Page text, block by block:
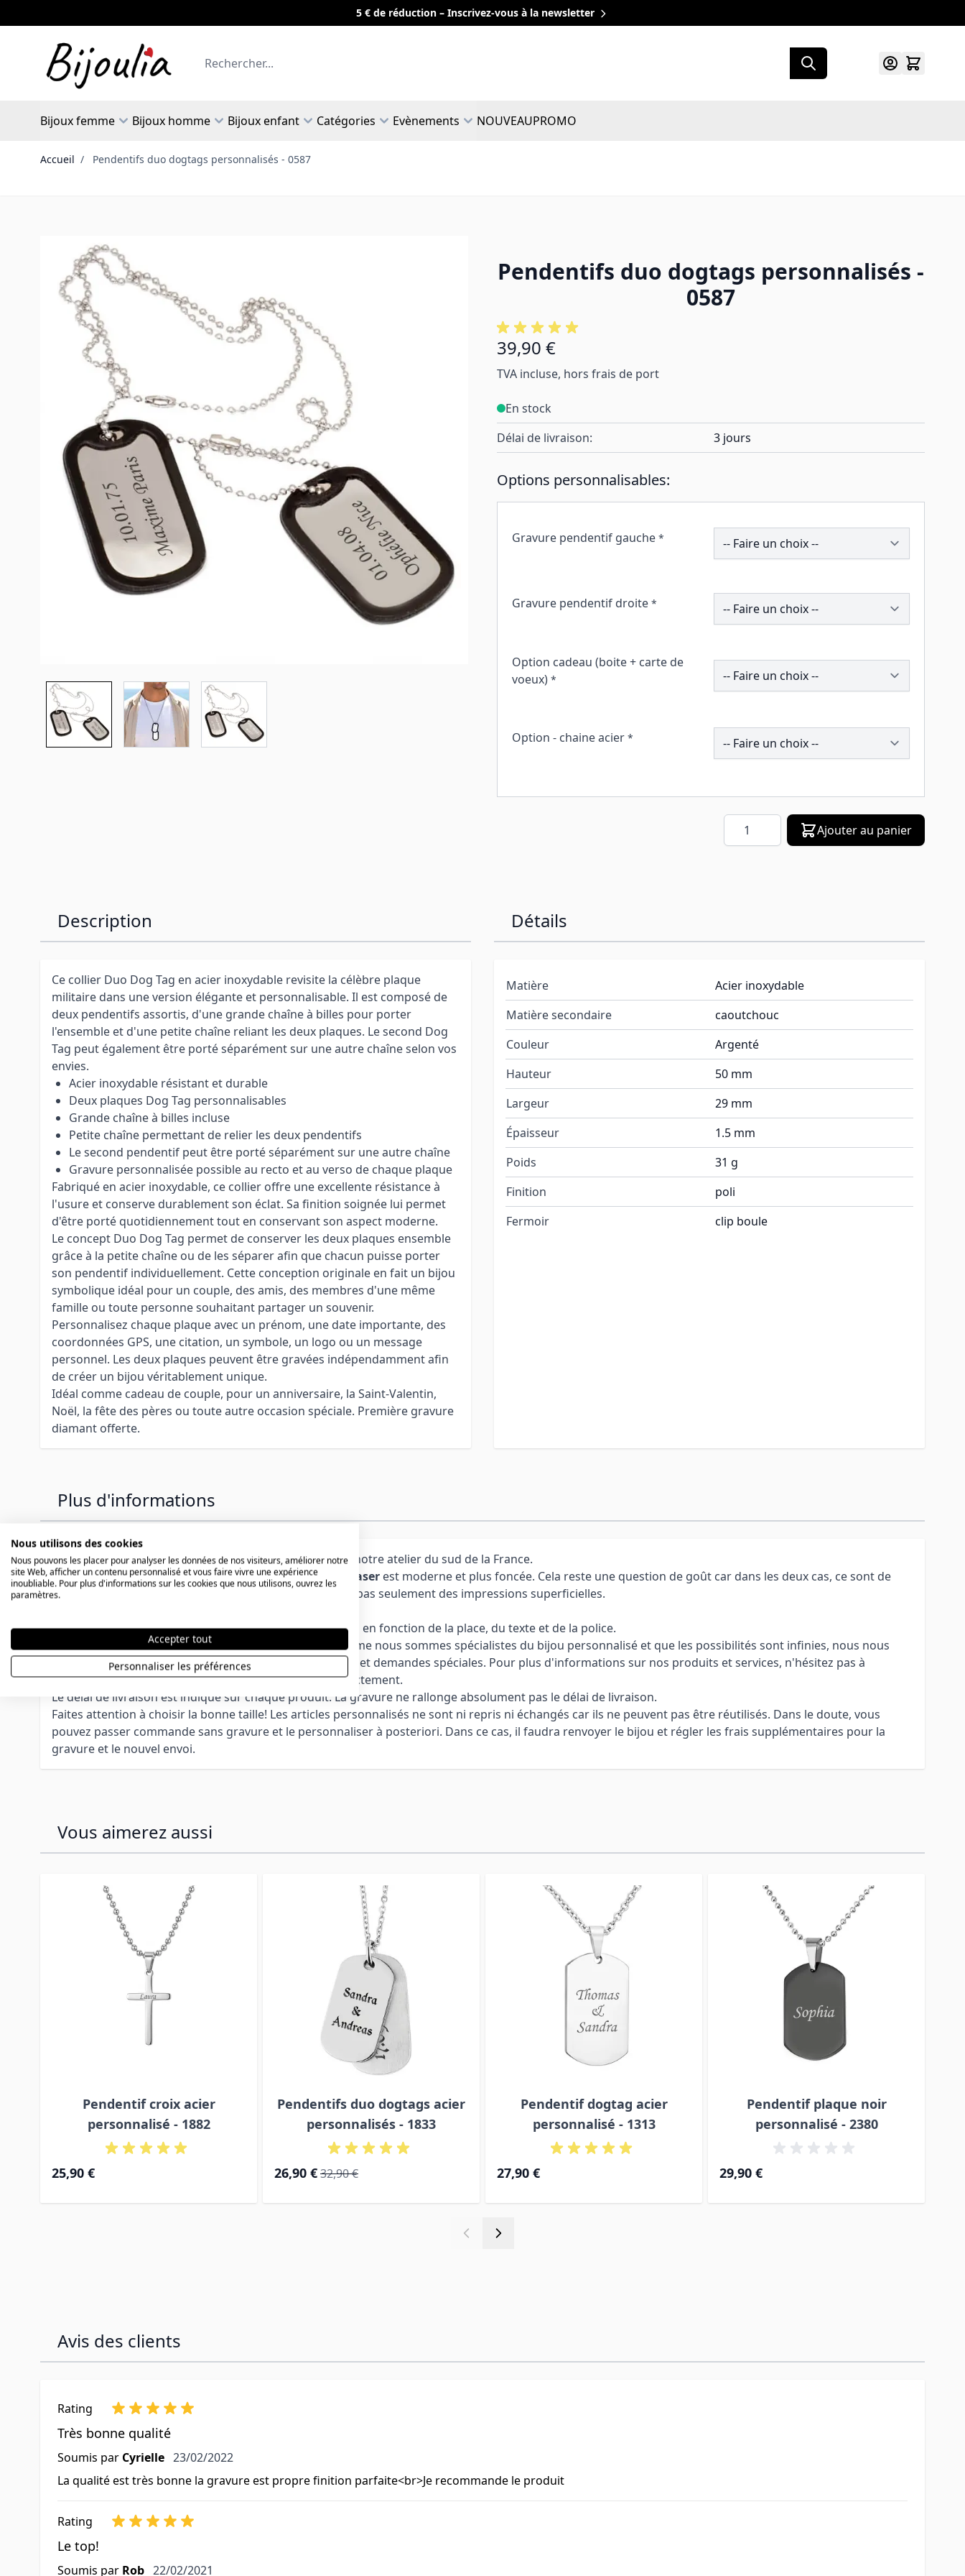
5 € de réduction – Inscrivez-vous à la newsletter
Rechercher
Bijoux femme Bijoux homme Bijoux enfant Catégories Evènements NOUVEAUPROMO
Accueil / Pendentifs duo dogtags personnalisés - 0587
Pendentifs duo dogtags personnalisés -
0587
39,90 €
TVA incluse, hors frais de port
En stock
Délai de livraison:
3 jours
Options personnalisables:
Gravure pendentif gauche * 203015
Gravure pendentif droite * 203005
Option cadeau (boite + carte de
voeux) *
258074
Option - chaine acier * 196006
Quantité Ajouter au panier
Description
Ce collier Duo Dog Tag en acier inoxydable revisite la célèbre plaque
militaire dans une version élégante et personnalisable. Il est composé de
deux pendentifs assortis, d'une grande chaîne à billes pour porter
l'ensemble et d'une petite chaîne reliant les deux plaques. Le second Dog
Tag peut également être porté séparément sur une autre chaîne selon vos
envies.
Acier inoxydable résistant et durable
Deux plaques Dog Tag personnalisables
Grande chaîne à billes incluse
Petite chaîne permettant de relier les deux pendentifs
Le second pendentif peut être porté séparément sur une autre chaîne
Gravure personnalisée possible au recto et au verso de chaque plaque
Fabriqué en acier inoxydable, ce collier offre une excellente résistance à
l'usure et conserve durablement son éclat. Sa finition soignée lui permet
d'être porté quotidiennement tout en conservant son aspect moderne.
Le concept Duo Dog Tag permet de conserver les deux plaques ensemble
grâce à la petite chaîne ou de les séparer afin que chacun puisse porter
son pendentif individuellement. Cette conception originale en fait un bijou
symbolique idéal pour un couple, des amis, des membres d'une même
famille ou toute personne souhaitant partager un souvenir.
Personnalisez chaque plaque avec un prénom, une date importante, des
coordonnées GPS, une citation, un symbole, un logo ou un message
personnel. Les deux plaques peuvent être gravées indépendamment afin
de créer un bijou véritablement unique.
Idéal comme cadeau de couple, pour un anniversaire, la Saint-Valentin,
Noël, la fête des pères ou toute autre occasion spéciale. Première gravure
diamant offerte.
Détails
Matière
Acier inoxydable
Matière secondaire
caoutchouc
Couleur
Argenté
Hauteur
50 mm
Largeur
29 mm
Épaisseur
1.5 mm
Poids
31 g
Finition
poli
Fermoir
clip boule
Plus d'informations
Tous nos bijoux sont gravés et emballés avec soin dans notre atelier du sud de la France.
Lagravure diamantest classique et claire. Lagravure laser est moderne et plus foncée. Cela reste une question de goût car dans les deux cas, ce sont de
véritables gravures professionnelles dans la matière, et pas seulement des impressions superficielles.
La gravure est optimisée par nos graveurs expérimentés en fonction de la place, du texte et de la police.
Il est possible de graver vos logos, symboles, etc ... Comme nous sommes spécialistes du bijou personnalisé et que les possibilités sont infinies, nous nous
ferons un plaisir de répondre à vos souhaits particuliers et demandes spéciales. Pour plus d'informations sur nos produits et services, n'hésitez pas à
consulter nos FAQ ou contacter notre service client directement.
Le délai de livraison est indiqué sur chaque produit. La gravure ne rallonge absolument pas le délai de livraison.
Faites attention à choisir la bonne taille! Les articles personnalisés ne sont ni repris ni échangés car ils ne peuvent pas être réutilisés. Dans le doute, vous
pouvez passer commande sans gravure et le personnaliser à posteriori. Dans ce cas, il faudra renvoyer le bijou et régler les frais supplémentaires pour la
gravure et le nouvel envoi.
Vous aimerez aussi
Pendentif croix acier
personnalisé - 1882
25,90 €
Pendentifs duo dogtags acier
personnalisés - 1833
Prix Spécial
26,90 € Prix normal
32,90 €
Pendentif dogtag acier
personnalisé - 1313
27,90 €
Pendentif plaque noir
personnalisé - 2380
29,90 €
Avis des clients
Rating
Très bonne qualité
Soumis par Cyrielle 23 février 2022
23/02/2022
La qualité est très bonne la gravure est propre finition parfaite<br>Je recommande le produit
Rating
Le top!
Soumis par Rob 22 février 2021
22/02/2021
Nous utilisons des cookies
Nous pouvons les placer pour analyser les données de nos visiteurs, améliorer notre
site Web, afficher un contenu personnalisé et vous faire vivre une expérience
inoubliable. Pour plus d'informations sur les cookies que nous utilisons, ouvrez les
paramètres.
Accepter tout
Personnaliser les préférences